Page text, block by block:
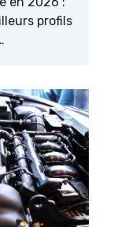
profils